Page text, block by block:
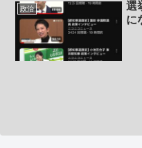
政治
選
に